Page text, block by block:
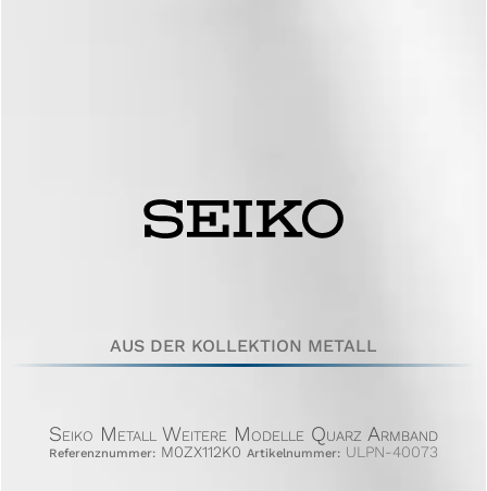
AUS DER KOLLEKTION METALL
Seiko Metall Weitere Modelle Quarz Armband
Referenznummer: M0ZX112K0 Artikelnummer: ULPN-40073